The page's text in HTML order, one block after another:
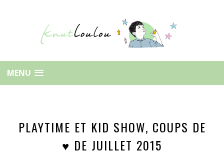
MENU
PLAYTIME ET KID SHOW, COUPS DE
♥ DE JUILLET 2015